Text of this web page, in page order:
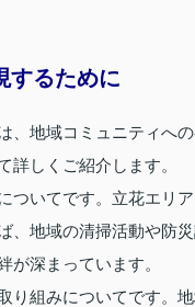
するために
、地域コミュニティへ
詳しくご紹介します。
ついてです。立花エリ
、地域の清掃活動や防
が深まっています。
り組みについてです。